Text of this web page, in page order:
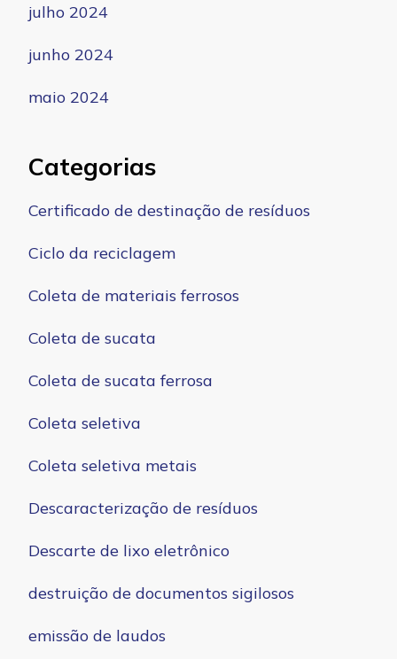
julho 2024
junho 2024
maio 2024
Categorias
Certificado de destinação de resíduos
Ciclo da reciclagem
Coleta de materiais ferrosos
Coleta de sucata
Coleta de sucata ferrosa
Coleta seletiva
Coleta seletiva metais
Descaracterização de resíduos
Descarte de lixo eletrônico
destruição de documentos sigilosos
emissão de laudos